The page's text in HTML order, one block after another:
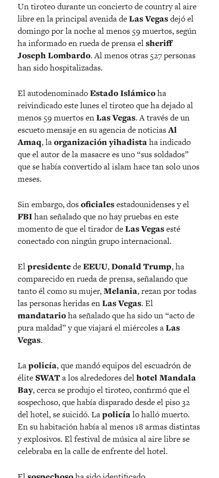
Un tiroteo durante un concierto de country al aire
libre en la principal avenida deLas Vegasdejó el
domingo por la noche al menos 59 muertos, según
ha informado en rueda de prensa elsheriff
Joseph Lombardo. Al menos otras 527 personas
han sido hospitalizadas.
El autodenominadoEstado Islámicoha
reivindicado este lunes el tiroteo que ha dejado al
menos 59 muertos enLas Vegas. A través de un
escueto mensaje en su agencia de noticiasAl
Amaq, laorganización yihadistaha indicado
que el autor de la masacre es uno “sus soldados”
que se había convertido al islam hace tan solo unos
meses.
Sin embargo, dosoficialesestadounidenses y el
FBIhan señalado que no hay pruebas en este
momento de que el tirador deLas Vegasesté
conectado con ningún grupo internacional.
ElpresidentedeEEUU,Donald Trump, ha
comparecido en rueda de prensa, señalando que
tanto él como su mujer,Melania, rezan por todas
las personas heridas enLas Vegas. El
mandatarioha señalado que ha sido un “acto de
pura maldad” y que viajará el miércoles aLas
Vegas.
Lapolicía, que mandó equipos del escuadrón de
élite SWATa losalrededores delhotel Mandala
Bay, cerca se produjo el tiroteo, confirmó que el
sospechoso, que había disparado desde el piso 32
del hotel, se suicidó. Lapolicíalo halló muerto.
En su habitación había al menos 18 armas distintas
y explosivos. El festival de música al aire libre se
celebraba en la calle de enfrente del hotel.